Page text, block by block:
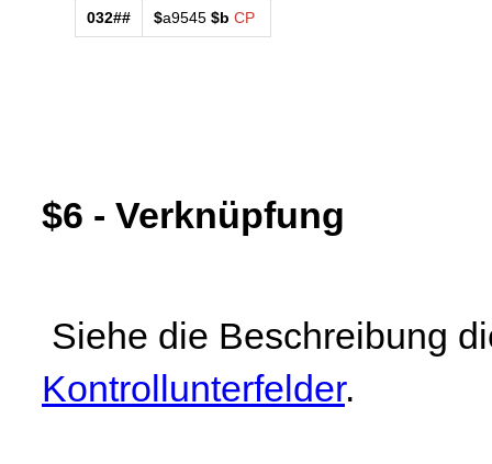
032## $a9545 $b CP
$6 - Verknüpfung
Siehe die Beschreibung
Kontrollunterfelder.